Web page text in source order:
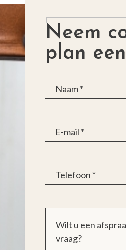
Neem
plan